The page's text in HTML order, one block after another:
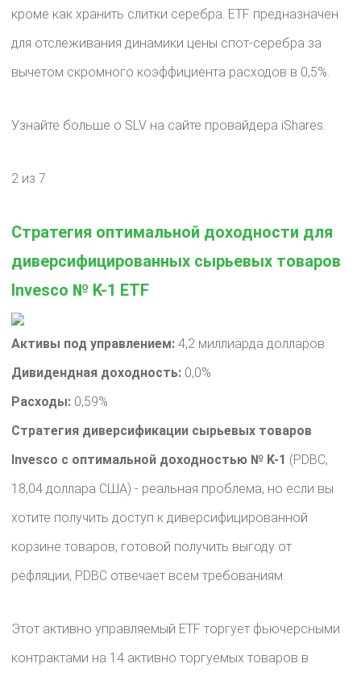
кроме как хранить слитки серебра. ETF предназначен
для отслеживания динамики цены спот-серебра за
вычетом скромного коэффициента расходов в 0,5%.
Узнайте больше о SLV на сайте провайдера iShares.
2 из 7
Стратегия оптимальной доходности для
диверсифицированных сырьевых товаров
Invesco № K-1 ETF
Активы под управлением: 4,2 миллиарда долларов
Дивидендная доходность: 0,0%
Расходы: 0,59%
Стратегия диверсификации сырьевых товаров
Invesco с оптимальной доходностью № K-1 (PDBC,
18,04 доллара США) - реальная проблема, но если вы
хотите получить доступ к диверсифицированной
корзине товаров, готовой получить выгоду от
рефляции, PDBC отвечает всем требованиям.
Этот активно управляемый ETF торгует фьючерсными
контрактами на 14 активно торгуемых товаров в